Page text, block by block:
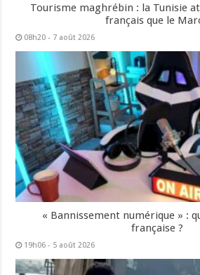
Tourisme maghrébin : la Tunisie
français que le
08h20 - 7 août 2026
« Bannissement numérique » :
française ?
19h06 - 5 août 2026